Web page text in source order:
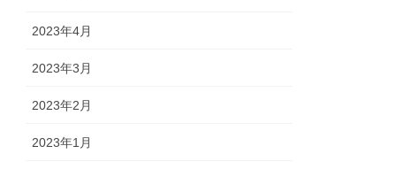
2023年4月
2023年3月
2023年2月
2023年1月